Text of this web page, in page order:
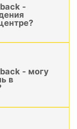
-
- могу
в